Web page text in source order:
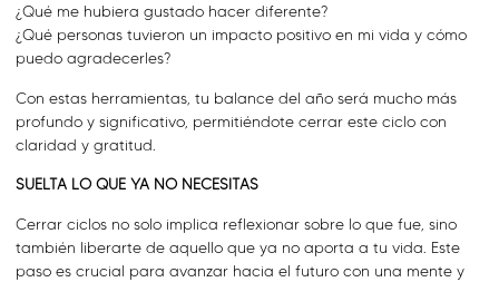
¿Qué me hubiera gustado hacer diferente?
¿Qué personas tuvieron un impacto positivo en mi vida y cómo
puedo agradecerles?
Con estas herramientas, tu balance del año será mucho más
profundo y significativo, permitiéndote cerrar este ciclo con
claridad y gratitud.
SUELTA LO QUE YA NO NECESITAS
Cerrar ciclos no solo implica reflexionar sobre lo que fue, sino
también liberarte de aquello que ya no aporta a tu vida. Este
paso es crucial para avanzar hacia el futuro con una mente y